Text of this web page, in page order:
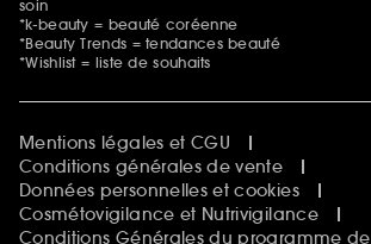
soin
*k-beauty = beauté coréenne
*Beauty Trends = tendances beauté
*Wishlist = liste de souhaits
Mentions légales et CGU
Conditions générales de vente
Données personnelles et cookies
Cosmétovigilance et Nutrivigilance
Conditions Générales du programme de